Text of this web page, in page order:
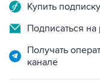
Купить
Подписаться на
Получать
канале